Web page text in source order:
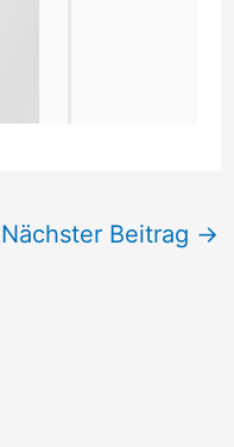
Nächster Beitrag →